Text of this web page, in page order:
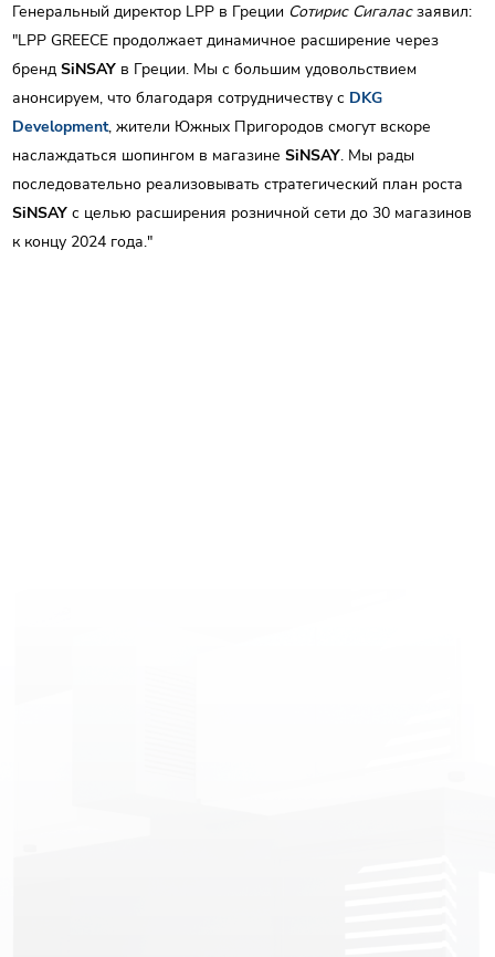
Генеральный директор LPP в Греции Сотирис Сигаласзаявил:
"LPP GREECE продолжает динамичное расширение через
брендSiNSAY в Греции. Мы с большим удовольствием
анонсируем, что благодаря сотрудничеству с DKG
Development, жители Южных Пригородов смогут вскоре
наслаждаться шопингом в магазинеSiNSAY. Мы рады
последовательно реализовывать стратегический план роста
SiNSAYс целью расширения розничной сети до 30 магазинов
к концу 2024 года."